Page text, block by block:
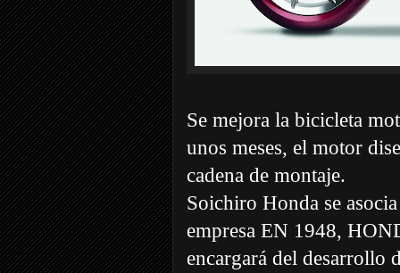
Se mejora la bicicleta
unos meses, el motor
cadena de montaje.
Soichiro Honda se
empresa EN 1948,
encargará del desarrollo